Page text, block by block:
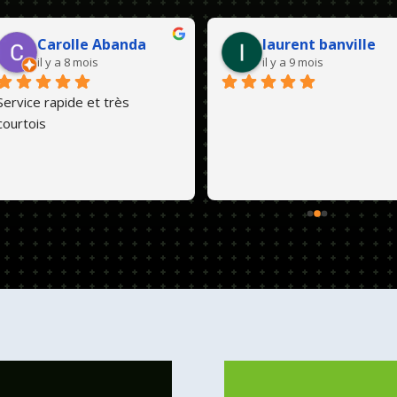
Carolle Abanda
il y a 8 mois
rapide et très
laurent banville
il y a 9 mois